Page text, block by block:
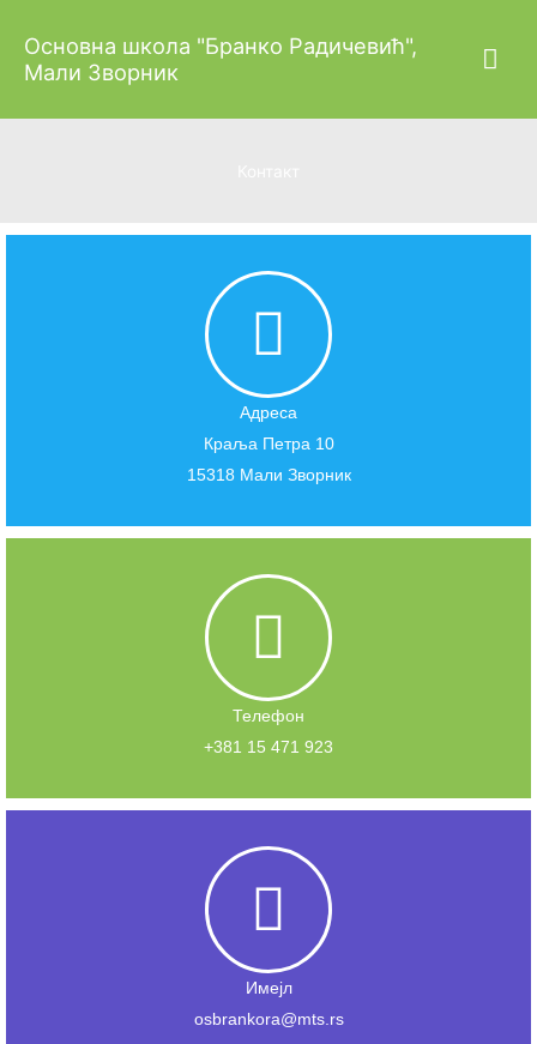
садржај
Основна школа "Бранко Радичевић",
Мали Зворник
Адреса
Краља Петра 10
15318 Мали Зворник
Телефон
+381 15 471 923
Имејл
osbrankora@mts.rs​